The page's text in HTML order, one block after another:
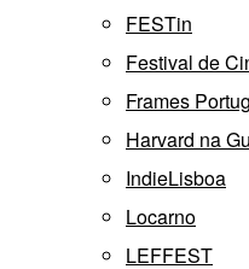
FESTin
Festival de
Frames
Harvard na
IndieLisboa
Locarno
LEFFEST